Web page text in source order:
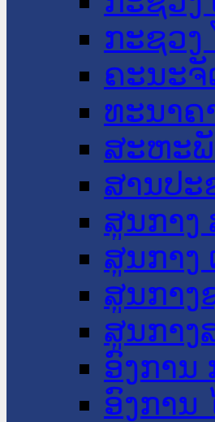
ກະຊວງ
ຄະນະຈັ
ທະນາຄ
ສະຫະພັ
ສານປະ
ສູນກາງ
ສູນກາງ
ສູນກາ
ສູນກາງ
ອົງການ
ອົງການ